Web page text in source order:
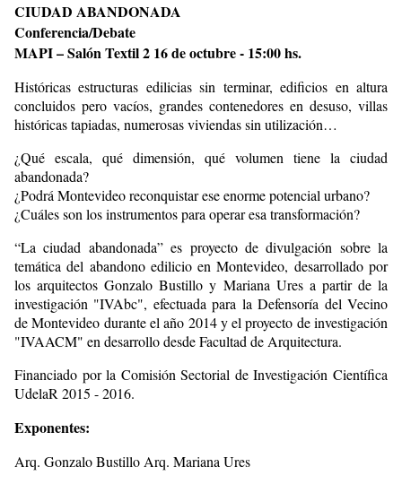
CIUDAD ABANDONADA
Conferencia/Debate
MAPI – Salón Textil 2 16 de octubre - 15:00 hs.
Históricas estructuras edilicias sin terminar, edificios en altura
concluidos pero vacíos, grandes contenedores en desuso, villas
históricas tapiadas, numerosas viviendas sin utilización…
¿Qué escala, qué dimensión, qué volumen tiene la ciudad
abandonada?
¿Podrá Montevideo reconquistar ese enorme potencial urbano?
¿Cuáles son los instrumentos para operar esa transformación?
“La ciudad abandonada” es proyecto de divulgación sobre la
temática del abandono edilicio en Montevideo, desarrollado por
los arquitectos Gonzalo Bustillo y Mariana Ures a partir de la
investigación "IVAbc", efectuada para la Defensoría del Vecino
de Montevideo durante el año 2014 y el proyecto de investigación
"IVAACM" en desarrollo desde Facultad de Arquitectura.
Financiado por la Comisión Sectorial de Investigación Científica
UdelaR 2015 - 2016.
Exponentes:
Arq. Gonzalo Bustillo Arq. Mariana Ures